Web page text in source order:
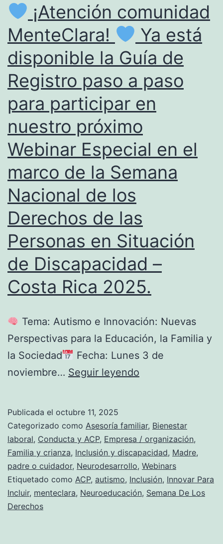
¡Atención comunidad
MenteClara!
Ya está
disponible la Guía de
Registro paso a paso
para participar en
nuestro próximo
Webinar Especial en el
marco de la Semana
Nacional de los
Derechos de las
Personas en Situación
de Discapacidad –
Costa Rica 2025.
Tema: Autismo e Innovación: Nuevas
Perspectivas para la Educación, la Familia y
la Sociedad
Fecha: Lunes 3 de
noviembre… Seguir leyendo
MenteClara!
Ya
está
disponible
Publicada el octubre 11, 2025
Categorizado como Asesoría familiar, Bienestar
laboral, Conducta y ACP, Empresa / organización,
Familia y crianza, Inclusión y discapacidad, Madre,
padre o cuidador, Neurodesarrollo, Webinars
Etiquetado como ACP, autismo, Inclusión, Innovar Para
Incluir, menteclara, Neuroeducación, Semana De Los
Derechos